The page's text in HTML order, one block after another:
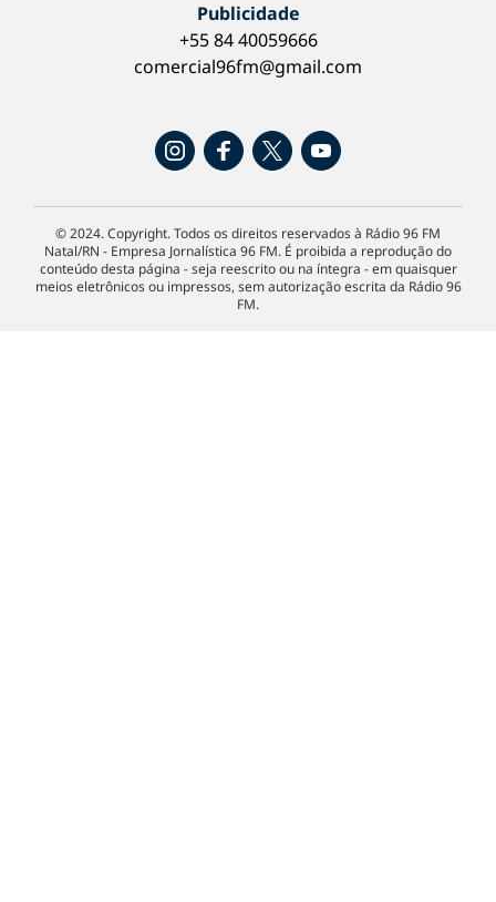
Publicidade
+55 84 40059666
comercial96fm@gmail.com
© 2024. Copyright. Todos os direitos reservados à Rádio 96 FM
Natal/RN - Empresa Jornalística 96 FM. É proibida a reprodução do
conteúdo desta página - seja reescrito ou na íntegra - em quaisquer
meios eletrônicos ou impressos, sem autorização escrita da Rádio 96
FM.